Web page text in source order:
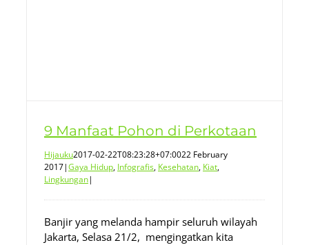
9 Manfaat Pohon di Perkotaan
Hijauku2017-02-22T08:23:28+07:0022 February
2017|Gaya Hidup, Infografis, Kesehatan, Kiat,
Lingkungan|
Banjir yang melanda hampir seluruh wilayah
Jakarta, Selasa 21/2, mengingatkan kita